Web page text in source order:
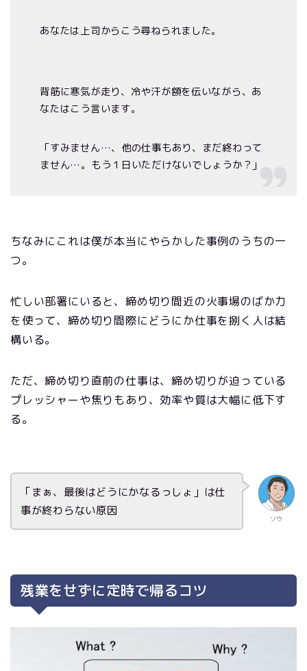
あなたは上司からこう尋ねられました。
背筋に寒気が走り、冷や汗が額を伝いながら、あ
なたはこう言います。
「すみません…、他の仕事もあり、まだ終わって
ません…。もう１日いただけないでしょうか？」
ちなみにこれは僕が本当にやらかした事例のうちの一
つ。
忙しい部署にいると、締め切り間近の火事場のばか力
を使って、締め切り間際にどうにか仕事を捌く人は結
構いる。
ただ、締め切り直前の仕事は、締め切りが迫っている
プレッシャーや焦りもあり、効率や質は大幅に低下す
る。
ソウ
「まぁ、最後はどうにかなるっしょ」は仕
事が終わらない原因
残業をせずに定時で帰るコツ